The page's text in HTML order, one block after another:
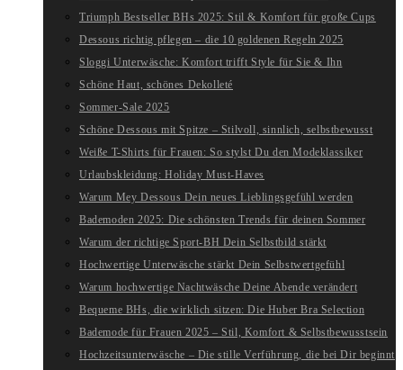
Triumph Bestseller BHs 2025: Stil & Komfort für große Cups
Dessous richtig pflegen – die 10 goldenen Regeln 2025
Sloggi Unterwäsche: Komfort trifft Style für Sie & Ihn
Schöne Haut, schönes Dekolleté
Sommer-Sale 2025
Schöne Dessous mit Spitze – Stilvoll, sinnlich, selbstbewusst
Weiße T-Shirts für Frauen: So stylst Du den Modeklassiker
Urlaubskleidung: Holiday Must-Haves
Warum Mey Dessous Dein neues Lieblingsgefühl werden
Bademoden 2025: Die schönsten Trends für deinen Sommer
Warum der richtige Sport-BH Dein Selbstbild stärkt
Hochwertige Unterwäsche stärkt Dein Selbstwertgefühl
Warum hochwertige Nachtwäsche Deine Abende verändert
Bequeme BHs, die wirklich sitzen: Die Huber Bra Selection
Bademode für Frauen 2025 – Stil, Komfort & Selbstbewusstsein
Hochzeitsunterwäsche – Die stille Verführung, die bei Dir beginnt